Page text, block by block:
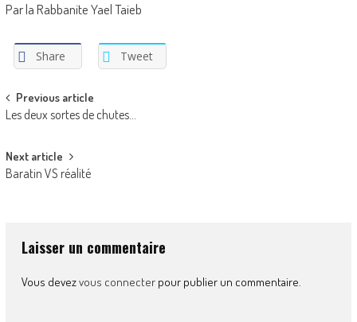
Par la Rabbanite Yael Taieb
Share Tweet
Post
navigation
Previous article
Les deux sortes de chutes…
Next article
Baratin VS réalité
Laisser un commentaire
Vous devezvous connecterpour publier un commentaire.